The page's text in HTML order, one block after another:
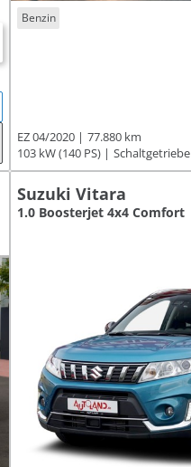
Benzin
EZ 04/2020
77.880 km
103 kW (140 PS)
Schaltgetriebe
Suzuki Vitara
1.0 Boosterjet 4x4 Comfort